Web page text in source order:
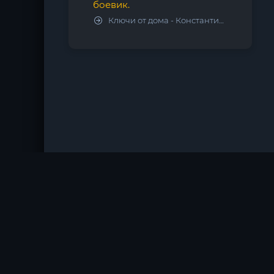
боевик.
Ключи от дома - Константин Калбазов